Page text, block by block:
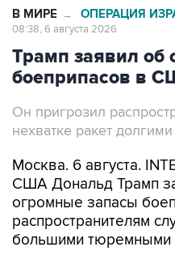
В МИРЕ → ОПЕРАЦИЯ
08:38, 6 августа 2026
Трамп заявил об
боеприпасов в
Он пригрозил
нехватке ракет
Москва. 6 августа.
США Дональд Трамп
огромные запасы
распространителям
большими тюремными